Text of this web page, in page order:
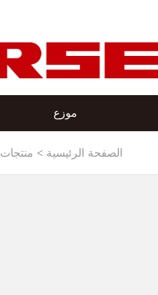
موزع
الصفحة الرئيسية منتجات